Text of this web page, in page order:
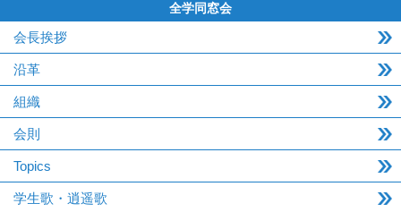
全学同窓会
会長挨拶
沿革
組織
会則
Topics
学生歌・逍遥歌